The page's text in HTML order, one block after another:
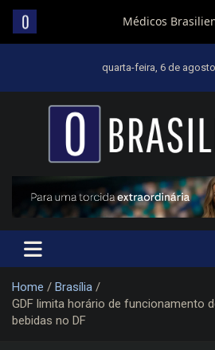
quarta-feira, 6 de
Um diário de notícias que
Home
Brasília
GDF limita horário de funcionamento
bebidas no DF